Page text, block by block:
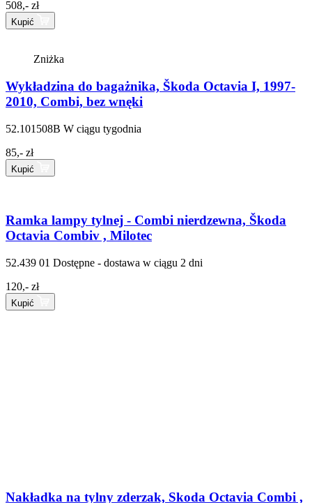
508,- zł
Kupić
Zniżka
Wykładzina do bagażnika, Škoda Octavia I, 1997-
2010, Combi, bez wnęki
52.101508B W ciągu tygodnia
85,- zł
Kupić
Ramka lampy tylnej - Combi nierdzewna, Škoda
Octavia Combiv , Milotec
52.439 01 Dostępne - dostawa w ciągu 2 dni
120,- zł
Kupić
Nakładka na tylny zderzak, Skoda Octavia Combi ,